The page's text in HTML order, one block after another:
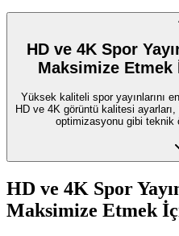
HD ve 4K Spor
Maksimize Etmek
Yüksek kaliteli spor yayınlarını
HD ve 4K görüntü kalitesi
optimizasyonu gibi teknik
HD ve 4K Spor
Maksimize Etmek